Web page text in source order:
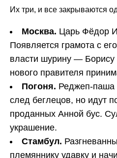
Их три, и все закрываются
Москва. Царь Фёдор
Появляется грамота с
власти шурину — Борису
нового правителя
Погоня. Реджеп-паша
след беглецов, но идут
проданных Анной бус.
украшение.
Стамбул.
племяннику удавку и